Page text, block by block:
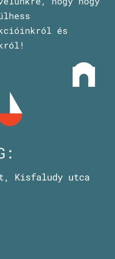
Kisfaludy utca
és